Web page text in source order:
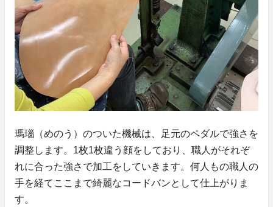
瑪瑙（めのう）のついた機械は、足元のペダルで強さを
調整します。1枚1枚違う顔をしており、職人がそれぞ
れに合った強さで加工をしていきます。何人もの職人の
手を経てここまで綺麗なコードバンとして仕上がりま
す。